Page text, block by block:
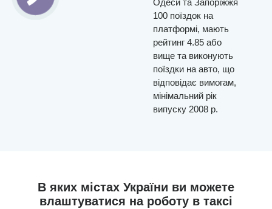
Одеси та Запоріжжя
100 поїздок на
платформі, мають
рейтинг 4.85 або
вище та виконують
поїздки на авто, що
відповідає вимогам,
мінімальний рік
випуску 2008 р.
В яких містах України ви можете
влаштуватися на роботу в таксі